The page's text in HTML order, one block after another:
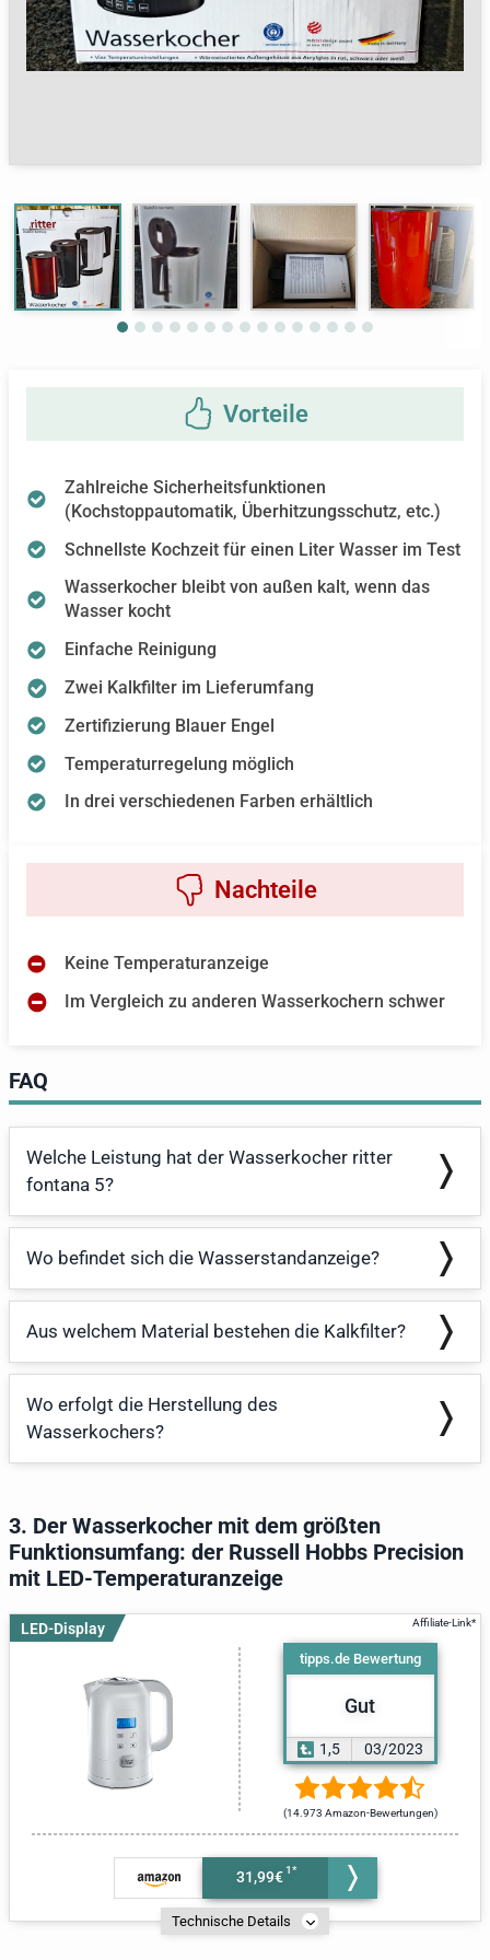
Next
Zahlreiche Sicherheitsfunktionen
(Kochstoppautomatik, Überhitzungsschutz, etc.)
Schnellste Kochzeit für einen Liter Wasser im Test
Wasserkocher bleibt von außen kalt, wenn das
Wasser kocht
Einfache Reinigung
Zwei Kalkfilter im Lieferumfang
Zertifizierung Blauer Engel
Temperaturregelung möglich
In drei verschiedenen Farben erhältlich
Keine Temperaturanzeige
Im Vergleich zu anderen Wasserkochern schwer
FAQ
Welche Leistung hat der Wasserkocher ritter
fontana 5?
Wo befindet sich die Wasserstandanzeige?
Aus welchem Material bestehen die Kalkfilter?
Wo erfolgt die Herstellung des
Wasserkochers?
3. Der Wasserkocher mit dem größten
Funktionsumfang: der Russell Hobbs Precision
mit LED-Temperaturanzeige
LED-Display
31,99€
tipps.de Bewertung
Gut
1,5 03/2023
(14.973 Amazon-Bewertungen)
Technische Details